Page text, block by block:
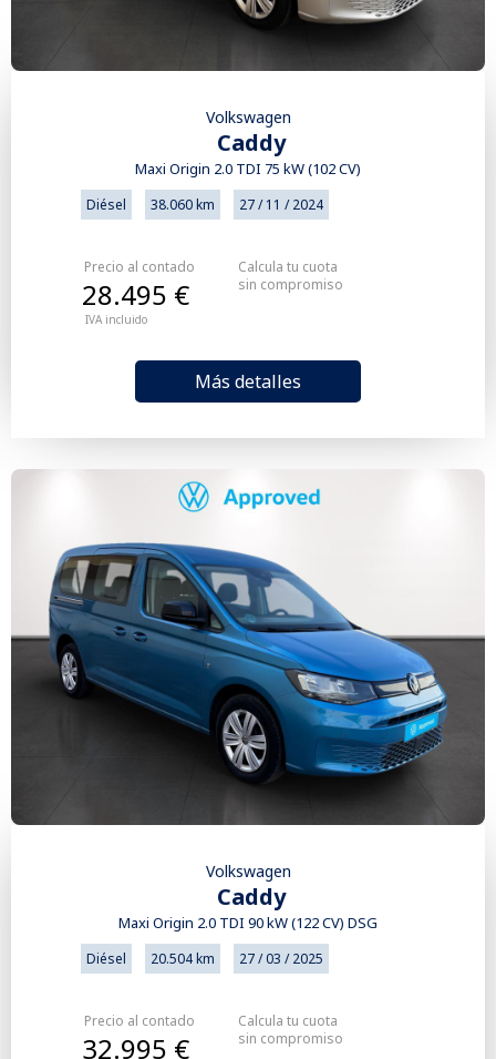
Volkswagen
Caddy
Maxi Origin 2.0 TDI 75 kW (102 CV)
Diésel 38.060 km 27 / 11 / 2024
Precio al contado
IVA incluido
28.495 €
Más detalles
Calcula tu cuota
sin compromiso
Volkswagen
Caddy
Maxi Origin 2.0 TDI 90 kW (122 CV) DSG
Diésel 20.504 km 27 / 03 / 2025
Precio al contado
32.995 €
Calcula tu cuota
sin compromiso